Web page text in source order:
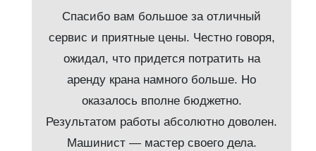
Спасибо вам большое за отличный
сервис и приятные цены. Честно говоря,
ожидал, что придется потратить на
аренду крана намного больше. Но
оказалось вполне бюджетно.
Результатом работы абсолютно доволен.
Машинист — мастер своего дела.